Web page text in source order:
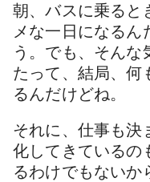
朝、バスに乗ると
メな一日になるん
う。でも、そんな
たって、結局、何
るんだけどね。
それに、仕事も決
化してきているの
るわけでもないか